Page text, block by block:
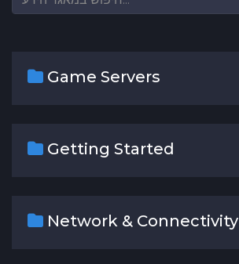
Game Servers
Getting Started
Network & Connectivity